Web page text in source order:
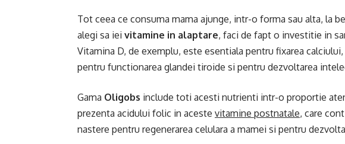
Tot ceea ce consuma mama ajunge, intr-o forma sau alta, la
alegi sa iei vitamine in alaptare, faci de fapt o investitie in
Vitamina D, de exemplu, este esentiala pentru fixarea
pentru functionarea glandei tiroide si pentru dezvoltarea
Gama Oligobs include toti acesti nutrienti intr-o proportie
prezenta acidului folic in aceste vitamine postnatale, care
nastere pentru regenerarea celulara a mamei si pentru